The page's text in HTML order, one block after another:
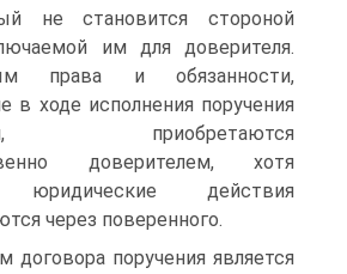
не становится стороной
им для доверителя.
права и обязанности,
в ходе исполнения поручения
приобретаются
доверителем, хотя
юридические действия
через поверенного.
договора поручения является